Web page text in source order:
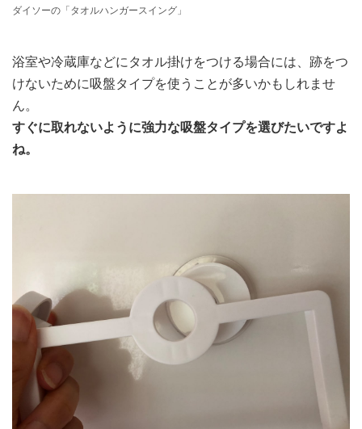
ダイソーの「タオルハンガースイング」
浴室や冷蔵庫などにタオル掛けをつける場合には、跡をつ
けないために吸盤タイプを使うことが多いかもしれませ
ん。
すぐに取れないように強力な吸盤タイプを選びたいですよ
ね。